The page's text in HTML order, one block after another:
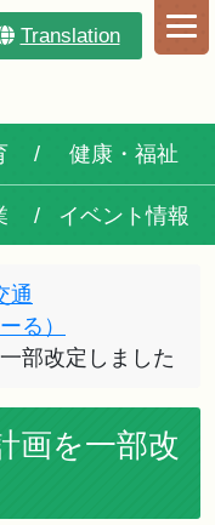
Translation
健康・福祉
イベント情報
通
る）
部改定しました
画を一部改